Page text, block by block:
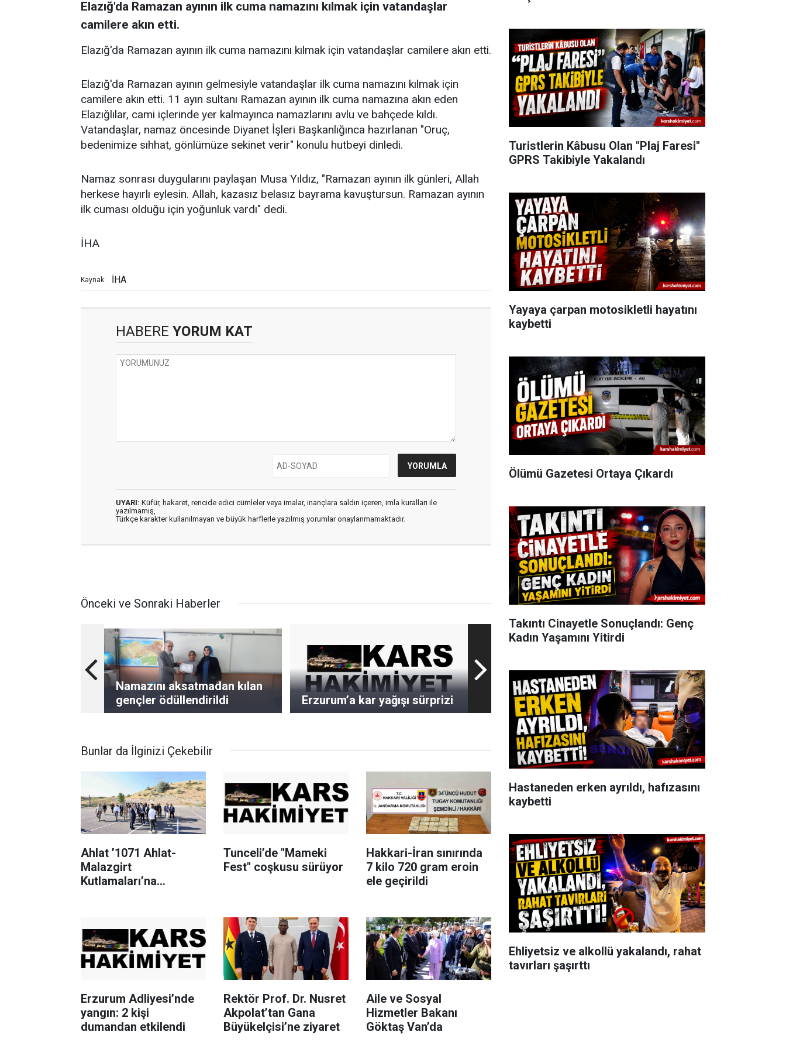
Elazığ'da Ramazan ayının ilk cuma namazını kılmak için vatandaşlar
camilere akın etti.
Elazığ'da Ramazan ayının ilk cuma namazını kılmak için vatandaşlar camilere akın etti.
Elazığ'da Ramazan ayının gelmesiyle vatandaşlar ilk cuma namazını kılmak için
camilere akın etti. 11 ayın sultanı Ramazan ayının ilk cuma namazına akın eden
Elazığlılar, cami içlerinde yer kalmayınca namazlarını avlu ve bahçede kıldı.
Vatandaşlar, namaz öncesinde Diyanet İşleri Başkanlığınca hazırlanan "Oruç,
bedenimize sıhhat, gönlümüze sekinet verir" konulu hutbeyi dinledi.
Namaz sonrası duygularını paylaşan Musa Yıldız, "Ramazan ayının ilk günleri, Allah
herkese hayırlı eylesin. Allah, kazasız belasız bayrama kavuştursun. Ramazan ayının
ilk cuması olduğu için yoğunluk vardı" dedi.
İHA
Kaynak: İHA
HABERE YORUM KAT
UYARI: Küfür, hakaret, rencide edici cümleler veya imalar, inançlara saldırı içeren, imla kuralları ile
yazılmamış,
Türkçe karakter kullanılmayan ve büyük harflerle yazılmış yorumlar onaylanmamaktadır.
Önceki ve Sonraki Haberler
Namazını aksatmadan kılan
gençler ödüllendirildi
Erzurum’a kar yağışı sürprizi
Bunlar da İlginizi Çekebilir
Ahlat ’1071 Ahlat-
Malazgirt
Kutlamaları’na
Tunceli’de "Mameki
Fest" coşkusu sürüyor
Hakkari-İran sınırında
7 kilo 720 gram eroin
ele geçirildi
Erzurum Adliyesi’nde
yangın: 2 kişi
dumandan etkilendi
Rektör Prof. Dr. Nusret
Akpolat’tan Gana
Büyükelçisi’ne ziyaret
Aile ve Sosyal
Hizmetler Bakanı
Göktaş Van’da
Turistlerin Kâbusu Olan "Plaj Faresi"
GPRS Takibiyle Yakalandı
Yayaya çarpan motosikletli hayatını
kaybetti
Ölümü Gazetesi Ortaya Çıkardı
Takıntı Cinayetle Sonuçlandı: Genç
Kadın Yaşamını Yitirdi
Hastaneden erken ayrıldı, hafızasını
kaybetti
Ehliyetsiz ve alkollü yakalandı, rahat
tavırları şaşırttı